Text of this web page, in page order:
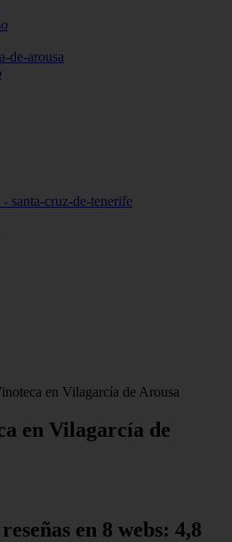
de-arousa
santa-cruz-de-tenerife
en Vilagarcía de Arousa
en Vilagarcía de
en 8 webs: 4,8